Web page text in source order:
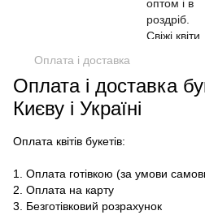
Оплата і доставка
Оплата і доставка
Києву і Україні
Оплата квітів букетів:
1. Оплата готівкою (за умови
2. Оплата на карту
3. Безготівковий розрахунок